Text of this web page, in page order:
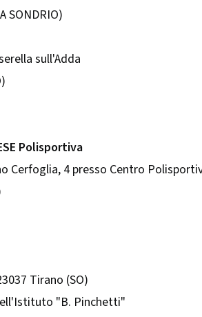
SONDRIO)
sull'Adda
Polisportiva
Cerfoglia, 4 presso Centro
Tirano (SO)
"B. Pinchetti"